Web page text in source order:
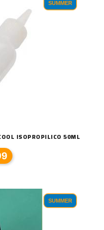
SUMMER
ISOPROPILICO 50ML
SUMMER